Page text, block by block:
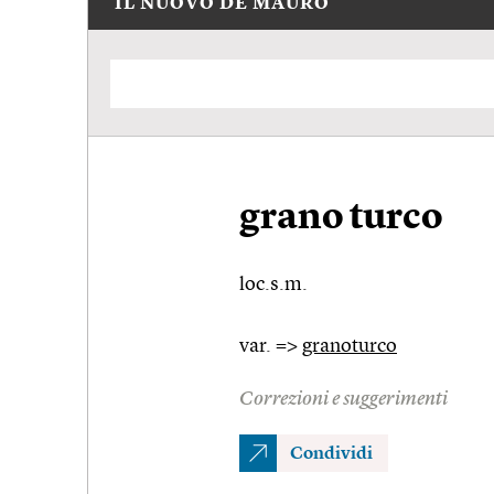
IL NUOVO DE MAURO
grano turco
loc.s.m.
var. => granoturco
Correzioni e suggerimenti
Condividi